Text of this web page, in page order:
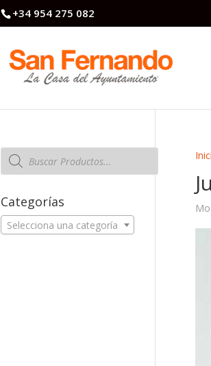
+34 954 275 082
Búsqueda
de
productos
Categorías
Selecciona una categoría